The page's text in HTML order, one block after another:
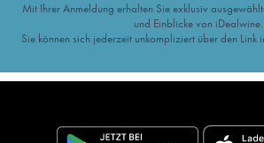
Mit Ihrer Anmeldung erhalten Sie exklusiv
und Einblicke von iDealwine.
Sie können sich jederzeit unkompliziert über den